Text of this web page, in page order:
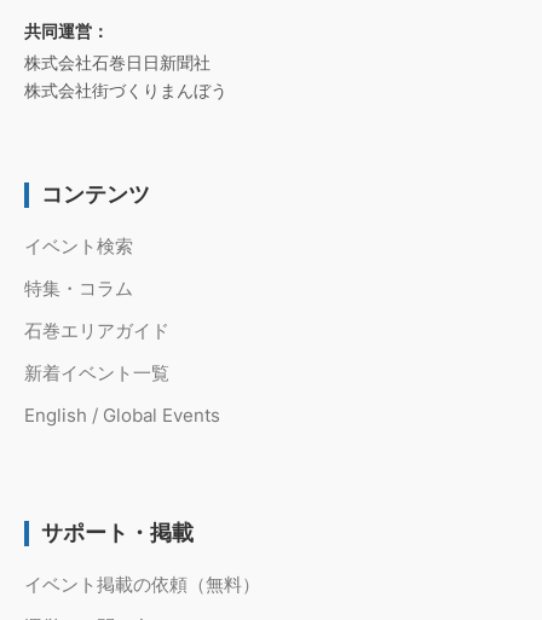
共同運営：
株式会社石巻日日新聞社
株式会社街づくりまんぼう
コンテンツ
イベント検索
特集・コラム
石巻エリアガイド
新着イベント一覧
English / Global Events
サポート・掲載
イベント掲載の依頼（無料）